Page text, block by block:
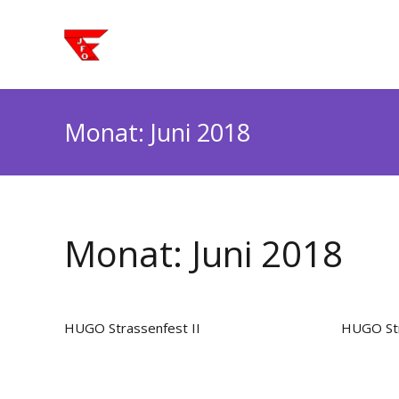
Monat: Juni 2018
Monat: Juni 2018
HUGO Strassenfest II HUGO